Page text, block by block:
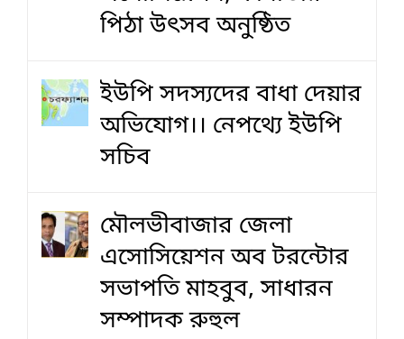
পিঠা উৎসব অনুষ্ঠিত
ইউপি সদস্যদের বাধা দেয়ার
অভিযোগ।। নেপথ্যে ইউপি
সচিব
মৌলভীবাজার জেলা
এসোসিয়েশন অব টরন্টোর
সভাপতি মাহবুব, সাধারন
সম্পাদক রুহুল